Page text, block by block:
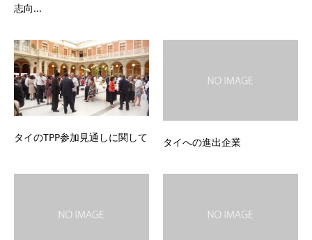
志向...
タイのTPP参加見通しに関して タイへの進出企業